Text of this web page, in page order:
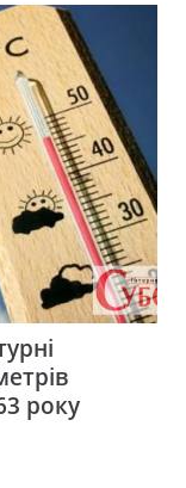
року